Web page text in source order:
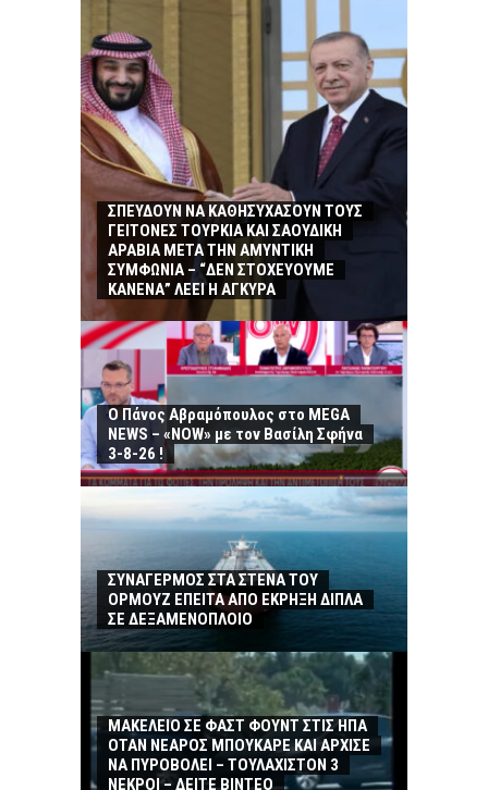
ΣΠΕΥΔΟΥΝ ΝΑ ΚΑΘΗΣΥΧΑΣΟΥΝ ΤΟΥΣ
ΓΕΙΤΟΝΕΣ ΤΟΥΡΚΙΑ ΚΑΙ ΣΑΟΥΔΙΚΗ
ΑΡΑΒΙΑ ΜΕΤΑ ΤΗΝ ΑΜΥΝΤΙΚΗ
ΣΥΜΦΩΝΙΑ – “ΔΕΝ ΣΤΟΧΕΥΟΥΜΕ
ΚΑΝΕΝΑ” ΛΕΕΙ Η ΑΓΚΥΡΑ
Ο Πάνος Αβραμόπουλος στο MEGA
NEWS – «NOW» με τον Βασίλη Σφήνα
3-8-26 !
ΣΥΝΑΓΕΡΜΟΣ ΣΤΑ ΣΤΕΝΑ ΤΟΥ
ΟΡΜΟΥΖ ΕΠΕΙΤΑ ΑΠΟ ΕΚΡΗΞΗ ΔΙΠΛΑ
ΣΕ ΔΕΞΑΜΕΝΟΠΛΟΙΟ
ΜΑΚΕΛΕΙΟ ΣΕ ΦΑΣΤ ΦΟΥΝΤ ΣΤΙΣ ΗΠΑ
ΟΤΑΝ ΝΕΑΡΟΣ ΜΠΟΥΚΑΡΕ ΚΑΙ ΑΡΧΙΣΕ
ΝΑ ΠΥΡΟΒΟΛΕΙ – ΤΟΥΛΑΧΙΣΤΟΝ 3
ΝΕΚΡΟΙ – ΔΕΙΤΕ ΒΙΝΤΕΟ